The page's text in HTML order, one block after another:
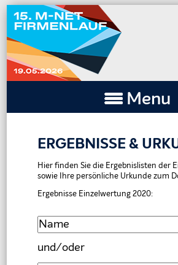
Menu
ERGEBNISSE &
Hier finden Sie die Ergebnislisten der
sowie Ihre persönliche Urkunde zum
Ergebnisse Einzelwertung 2020:
und/oder